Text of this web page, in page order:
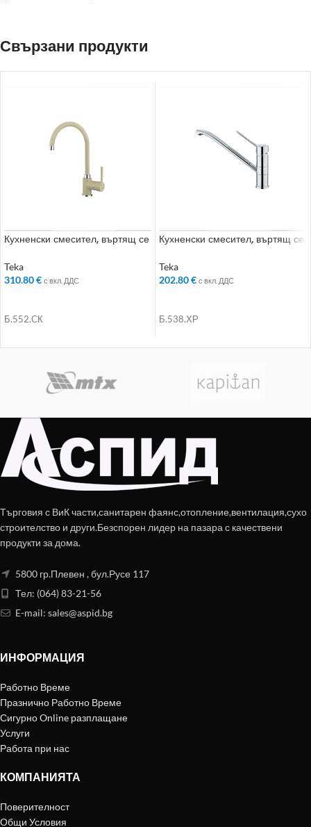
Свързани продукти
Кухненски смесител, въртящ се
Teka
310.80€ с вкл. ДДС
Б.552.СК
Кухненски смесител, въртящ се
Teka
202.80€ с вкл. ДДС
Б.538.ХР
Търговия с ВиК части,санитарен фаянс,отопление,вентилация,сухо
строителство и други.Безспорен лидер на пазара с качествени
продукти за дома.
5800 гр.Плевен , бул.Русе 117
Тел: (064) 83-21-56
E-mail: sales@aspid.bg
ИНФОРМАЦИЯ
Работно Време
Празнично Работно Време
Сигурно Online разплащане
Услуги
Работа при нас
КОМПАНИЯТА
Поверителност
Общи Условия